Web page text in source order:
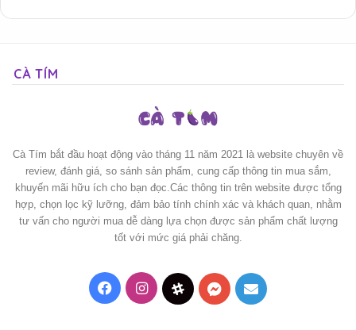
CÀ TÍM
Cà Tím bắt đầu hoạt động vào tháng 11 năm 2021 là website chuyên về
review, đánh giá, so sánh sản phẩm, cung cấp thông tin mua sắm,
khuyến mãi hữu ích cho bạn đọc.Các thông tin trên website được tổng
hợp, chọn lọc kỹ lưỡng, đảm bảo tính chính xác và khách quan, nhằm
tư vấn cho người mua dễ dàng lựa chọn được sản phẩm chất lượng
tốt với mức giá phải chăng.
FacebookInstagramThreadsMessenger
Mail